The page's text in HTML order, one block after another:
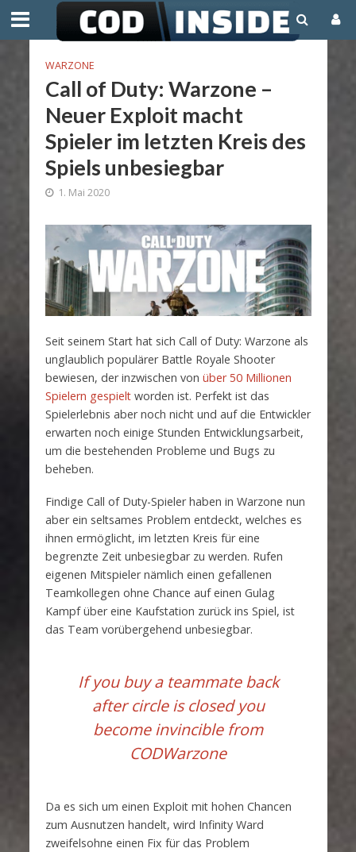
WARZONE
Call of Duty: Warzone –
Neuer Exploit macht
Spieler im letzten Kreis des
Spiels unbesiegbar
1. Mai 2020
Seit seinem Start hat sich Call of Duty: Warzone als
unglaublich populärer Battle Royale Shooter
bewiesen, der inzwischen von über 50 Millionen
Spielern gespieltworden ist. Perfekt ist das
Spielerlebnis aber noch nicht und auf die Entwickler
erwarten noch einige Stunden Entwicklungsarbeit,
um die bestehenden Probleme und Bugs zu
beheben.
Findige Call of Duty-Spieler haben in Warzone nun
aber ein seltsames Problem entdeckt, welches es
ihnen ermöglicht, im letzten Kreis für eine
begrenzte Zeit unbesiegbar zu werden. Rufen
eigenen Mitspieler nämlich einen gefallenen
Teamkollegen ohne Chance auf einen Gulag
Kampf über eine Kaufstation zurück ins Spiel, ist
das Team vorübergehend unbesiegbar.
If you buy a teammate back
after circle is closed you
become invinciblefrom
CODWarzone
Da es sich um einen Exploit mit hohen Chancen
zum Ausnutzen handelt, wird Infinity Ward
zweifelsohne einen Fix für das Problem